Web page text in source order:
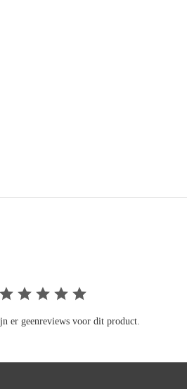
er geenreviews voor dit product.